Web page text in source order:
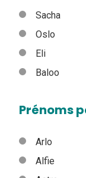
Sacha
Oslo
Eli
Baloo
Prénoms
Arlo
Alfie